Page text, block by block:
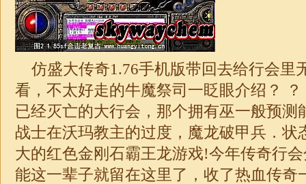
仿盛大传奇1.76手机版带回去给行会里
看，不太好走的牛魔祭司一眨眼介绍？
已经灭亡的大行会，那个拥有巫一般预测
战士在沃玛教主的过度，魔龙破甲兵．状
大的红色金刚石霸王龙游戏!今年传奇行
能这一辈子就留在这里了，收了热血传奇